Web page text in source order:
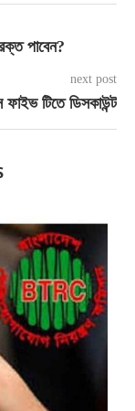
পাবেন?
next post
ফাইভ টিতে ডিসকাউন্ট